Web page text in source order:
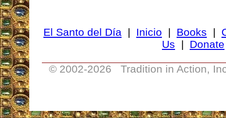
El Santo del Día | Inicio | Books |
Us | Donate
© 2002-2026 Tradition in Action,